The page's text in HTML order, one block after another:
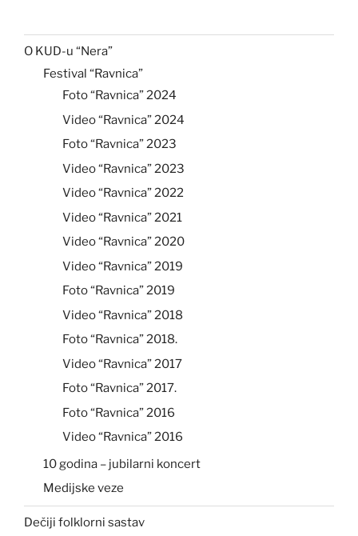
O KUD-u “Nera”
Festival “Ravnica”
Foto “Ravnica” 2024
Video “Ravnica” 2024
Foto “Ravnica” 2023
Video “Ravnica” 2023
Video “Ravnica” 2022
Video “Ravnica” 2021
Video “Ravnica” 2020
Video “Ravnica” 2019
Foto “Ravnica” 2019
Video “Ravnica” 2018
Foto “Ravnica” 2018.
Video “Ravnica” 2017
Foto “Ravnica” 2017.
Foto “Ravnica” 2016
Video “Ravnica” 2016
10 godina – jubilarni koncert
Medijske veze
Dečiji folklorni sastav